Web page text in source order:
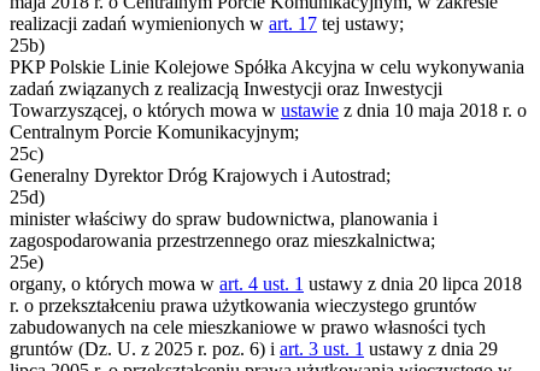
realizacji zadań wymienionych w art. 17 tej ustawy;
25b)
PKP Polskie Linie Kolejowe Spółka Akcyjna w celu wykonywania
zadań związanych z realizacją Inwestycji oraz Inwestycji
Towarzyszącej, o których mowa w ustawie z dnia 10 maja 2018 r. o
Centralnym Porcie Komunikacyjnym;
25c)
Generalny Dyrektor Dróg Krajowych i Autostrad;
25d)
minister właściwy do spraw budownictwa, planowania i
zagospodarowania przestrzennego oraz mieszkalnictwa;
25e)
organy, o których mowa w art. 4 ust. 1 ustawy z dnia 20 lipca 2018
r. o przekształceniu prawa użytkowania wieczystego gruntów
zabudowanych na cele mieszkaniowe w prawo własności tych
gruntów (Dz. U. z 2025 r. poz. 6) i art. 3 ust. 1 ustawy z dnia 29